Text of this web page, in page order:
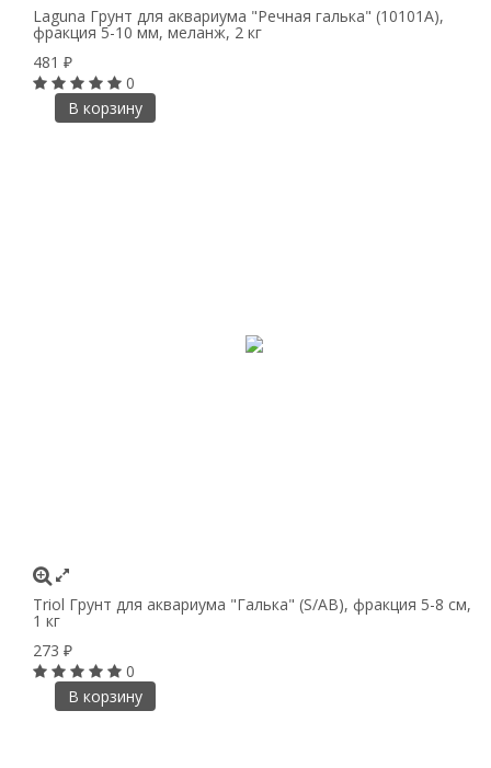
Laguna Грунт для аквариума "Речная галька" (10101А),
фракция 5-10 мм, меланж, 2 кг
481 ₽
0
В корзину
Triol Грунт для аквариума "Галька" (S/AB), фракция 5-8 см,
1 кг
273 ₽
0
В корзину